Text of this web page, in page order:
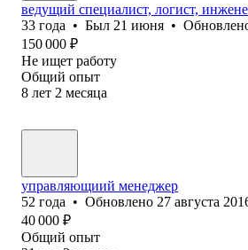
ведущий специалист, логист,
33 года • Был 21 июня •
150 000 ₽
Не ищет работу
Общий опыт
8 лет 2 месяца
управляющиий менеджер
52 года • Обновлено 27 августа
40 000 ₽
Общий опыт